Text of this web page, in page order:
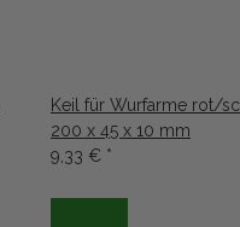
Keil für Wurfarme rot/
200 x 45 x 10 mm
9,33 € *